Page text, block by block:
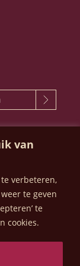
van
verbeteren,
te geven
te
cookies.
Jahren